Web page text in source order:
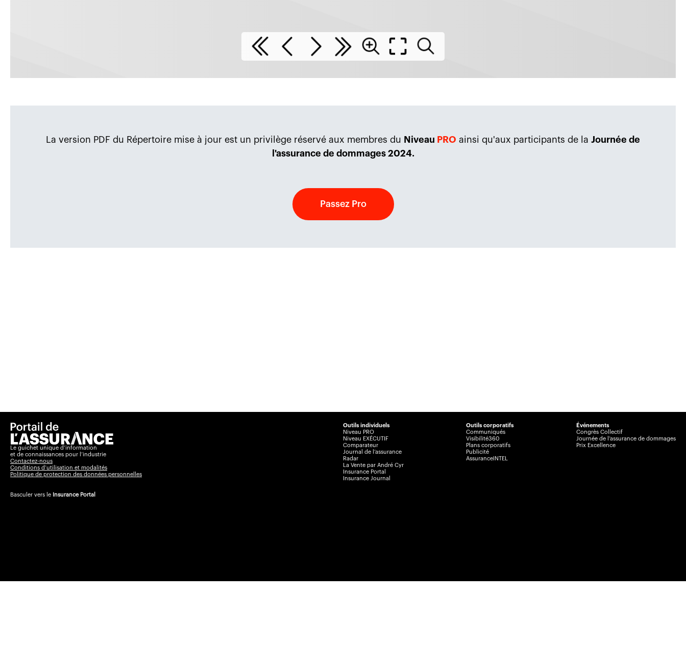
La version PDF du Répertoire mise à jour est un privilège réservé aux membres du Niveau PRO ainsi qu'aux participants de la Journée de
l'assurance de dommages 2024.
Passez Pro
Le guichet unique d’information
et de connaissances pour l’industrie
Contactez-nous
Conditions d’utilisation et modalités
Politique de protection des données personnelles
Basculer vers le Insurance Portal
Outils individuels
Niveau PRO
Niveau EXÉCUTIF
Comparateur
Journal de l’assurance
Radar
La Vente par André Cyr
Insurance Portal
Insurance Journal
Outils corporatifs
Communiqués
Visibilité360
Plans corporatifs
Publicité
AssuranceINTEL
Événements
Congrès Collectif
Journée de l’assurance de dommages
Prix Excellence